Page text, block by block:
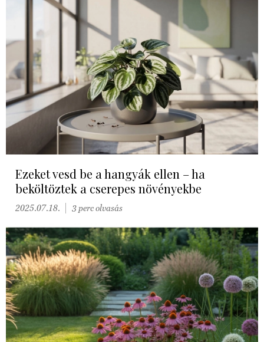
Ezeket vesd be a hangyák ellen – ha
beköltöztek a cserepes növényekbe
2025.07.18. 3 perc olvasás